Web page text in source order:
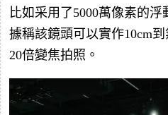
比如采用了5000萬像素的浮
據稱該鏡頭可以實作10cm
20倍變焦拍照。